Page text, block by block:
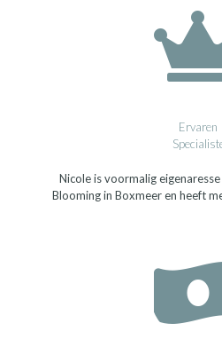
Ervaren
Nicole is voormalig
Blooming in Boxmeer en heeft